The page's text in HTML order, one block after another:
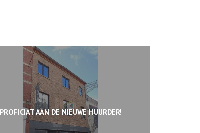
PROFICIAT AAN DE NIEUWE HUURDER!